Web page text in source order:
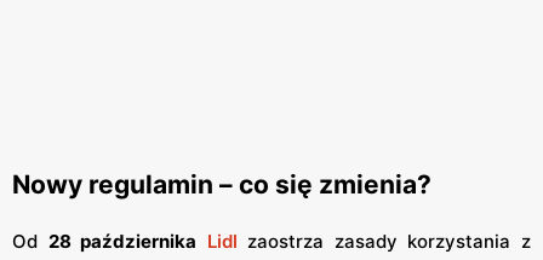
Nowy regulamin – co się zmienia?
Od 28 października Lidl zaostrza zasady korzystania z